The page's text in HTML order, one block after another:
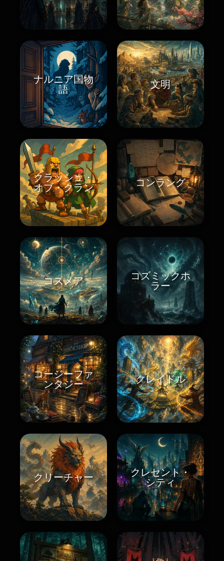
ナルニア国物
語
文明
クラッシュ・
オブ・クラン
コンラング
コスメア
コズミックホ
ラー
コージーファ
ンタジー
クレイドル
クリーチャー
クレセント・
シティ